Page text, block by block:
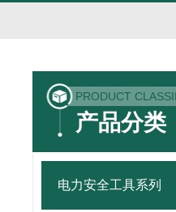
PRODUCT
产品分类
电力安全工具系列